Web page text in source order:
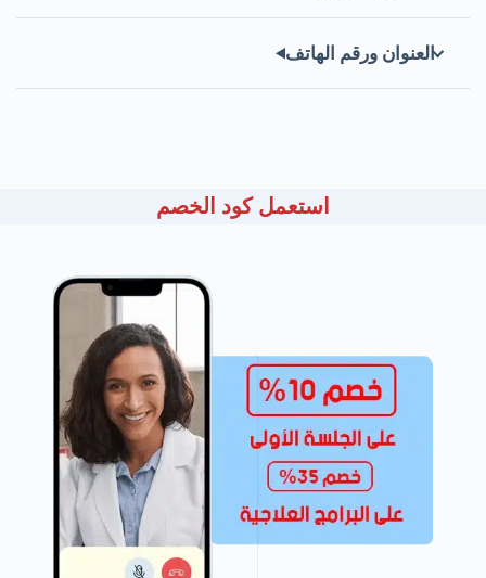
العنوان ورقم الهاتف
استعمل كود الخصم